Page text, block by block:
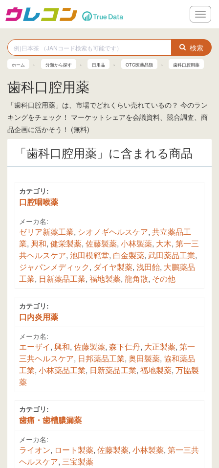
メ
ニ
ー
検索
ホーム 分類から探す 日用品 OTC医薬品類 歯科口腔用薬
歯科口腔用薬
「歯科口腔用薬」は、市場でどれくらい売れているの？ 今のラン
キングをチェック！ マーケットシェアを会議資料、競合調査、商
品企画に活かそう！ (無料)
「歯科口腔用薬」に含まれる商品
カテゴリ:
口腔咽喉薬
メーカ名:
ゼリア新薬工業, シオノギヘルスケア, 共立薬品工
業, 興和, 健栄製薬, 佐藤製薬, 小林製薬, 大木, 第一三
共ヘルスケア, 池田模範堂, 白金製薬, 武田薬品工業,
ジャパンメディック, ダイヤ製薬, 浅田飴, 大鵬薬品
工業, 日新薬品工業, 福地製薬, 龍角散, その他
カテゴリ:
口内炎用薬
メーカ名:
エーザイ, 興和, 佐藤製薬, 森下仁丹, 大正製薬, 第一
三共ヘルスケア, 日邦薬品工業, 奥田製薬, 協和薬品
工業, 小林薬品工業, 日新薬品工業, 福地製薬, 万協製
薬
カテゴリ:
歯痛・歯槽膿漏薬
メーカ名:
ライオン, ロート製薬, 佐藤製薬, 小林製薬, 第一三共
ヘルスケア, 三宝製薬